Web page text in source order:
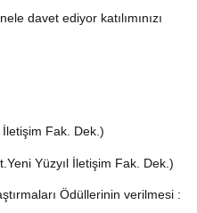
davet ediyor katılımınızı
Fak. Dek.)
Yüzyıl İletişim Fak. Dek.)
Ödüllerinin verilmesi :